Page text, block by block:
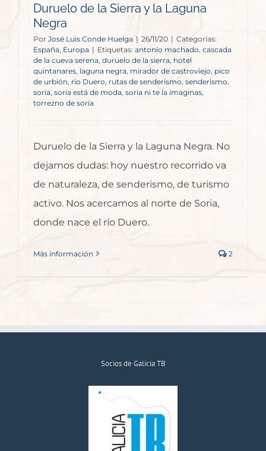
Duruelo de la Sierra y la Laguna
Negra
Por José Luis Conde Huelga | 26/11/20 | Categorías:
España, Europa | Etiquetas: antonio machado, cascada
de la cueva serena, duruelo de la sierra hotel
quintanares laguna negra mirador de castroviejo pico
de urbión, río Duero, rutas de senderismo senderismo
soria, soria está de moda, soria ni te la imaginas,
torrezno de soria
Duruelo de la Sierra y la Laguna Negra. No
dejamos dudas: hoy nuestro recorrido va
de naturaleza, de senderismo, de turismo
activo. Nos acercamos al norte de Soria,
donde nace el río Duero.
Más información 2
Socios de Galicia TB